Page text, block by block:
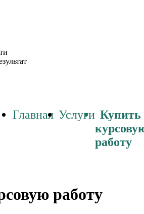
Главная Услуги Купить
работу
работу